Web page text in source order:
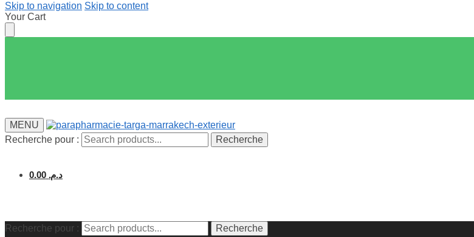
Skip to navigation Skip to content
Your Cart
MENU
Recherche pour :
Recherche
د.م. 0.00
Recherche pour : Recherche